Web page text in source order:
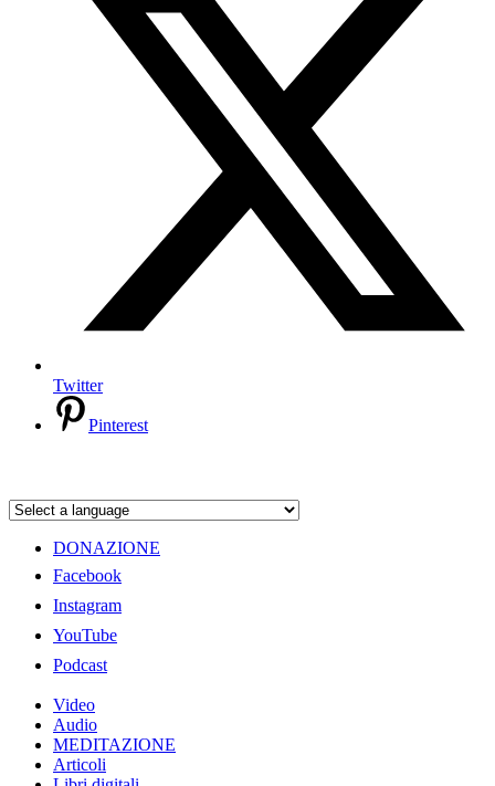
Twitter
Pinterest
DONAZIONE
Facebook
Instagram
YouTube
Podcast
Video
Audio
MEDITAZIONE
Articoli